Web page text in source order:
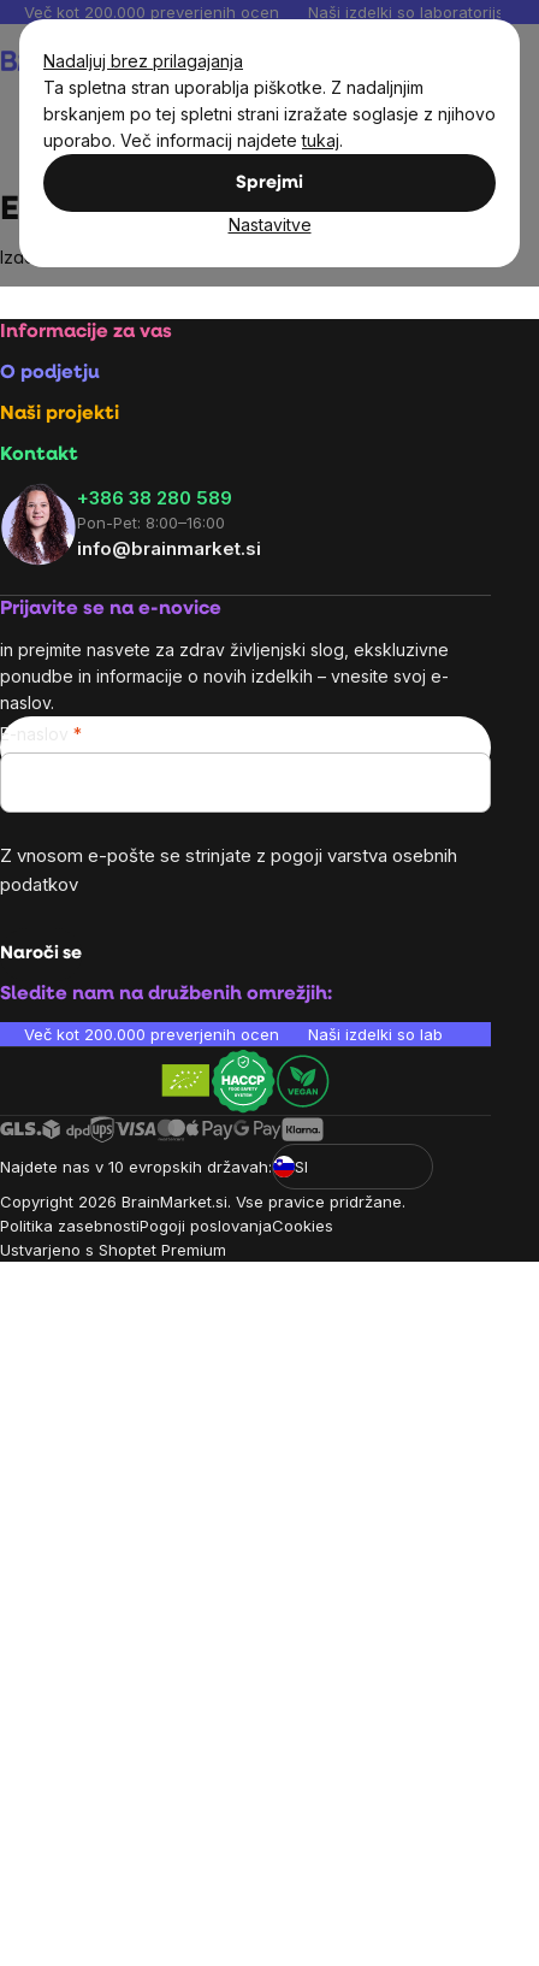
Nadaljuj brez prilagajanja
Ta spletna stran uporablja piškotke. Z nadaljnjim
brskanjem po tej spletni strani izražate soglasje z njihovo
uporabo. Več informacij najdetetukaj.
Sprejmi
Nastavitve
Preskoči
vsebino
Več kot 200.000 preverjenih ocen Naši izdelki so laboratorijsko
EVLution Nutrition
EVLution Nutrition
Izdelki blagovne znamke
Footer
Informacije za vas
O podjetju
Naši projekti
Kontakt
+386 38 280 589
Pon-Pet: 8:00–16:00
info@brainmarket.si
Prijavite se na e-novice
in prejmite nasvete za zdrav življenjski slog, ekskluzivne
ponudbe in informacije o novih izdelkih – vnesite svoj e-
naslov.
E-naslov
Z vnosom e-pošte se strinjate z pogoji varstva osebnih
podatkov
Naroči se
Sledite nam na družbenih omrežjih:
Več kot 200.000 preverjenih ocen Naši izdelki so laboratorijsko
Najdete nas v 10 evropskih državah:
SI
Copyright 2026 BrainMarket.si. Vse pravice pridržane.
Politika zasebnostiPogoji poslovanjaCookies
Ustvarjeno s Shoptet Premium